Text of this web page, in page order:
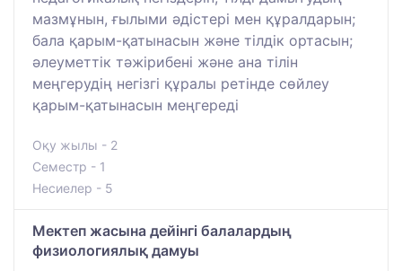
мазмұнын, ғылыми әдістері мен құралдарын;
бала қарым-қатынасын және тілдік ортасын;
әлеуметтік тәжірибені және ана тілін
меңгерудің негізгі құралы ретінде сөйлеу
қарым-қатынасын меңгереді
Оқу жылы - 2
Семестр - 1
Несиелер - 5
Мектеп жасына дейінгі балалардың
физиологиялық дамуы